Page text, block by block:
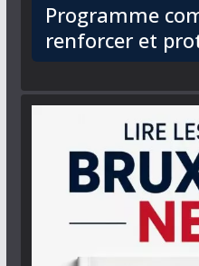
Programme
renforcer et